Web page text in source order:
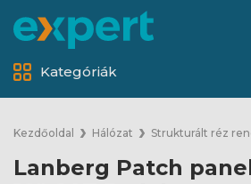
Kategóriák
Kezdőoldal Hálózat Strukturált réz
Lanberg Patch